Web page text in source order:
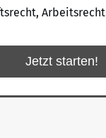
Arbeitsrecht
Jetzt starten!